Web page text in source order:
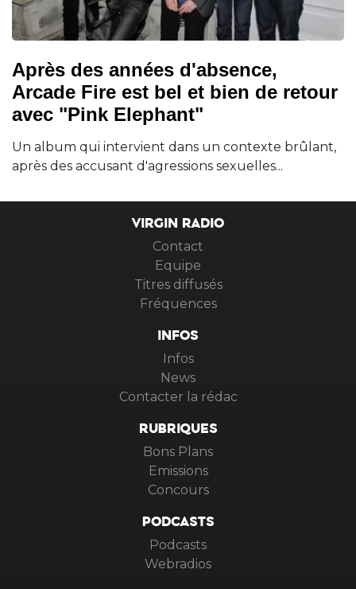
Après des années d'absence,
Arcade Fire est bel et bien de retour
avec "Pink Elephant"
Un album qui intervient dans un contexte brûlant,
après des accusant d'agressions sexuelles...
VIRGIN RADIO
Contact
Equipe
Titres diffusés
Fréquences
INFOS
Infos
News
Contacter la rédac
RUBRIQUES
Bons Plans
Emissions
Concours
PODCASTS
Podcasts
Webradios